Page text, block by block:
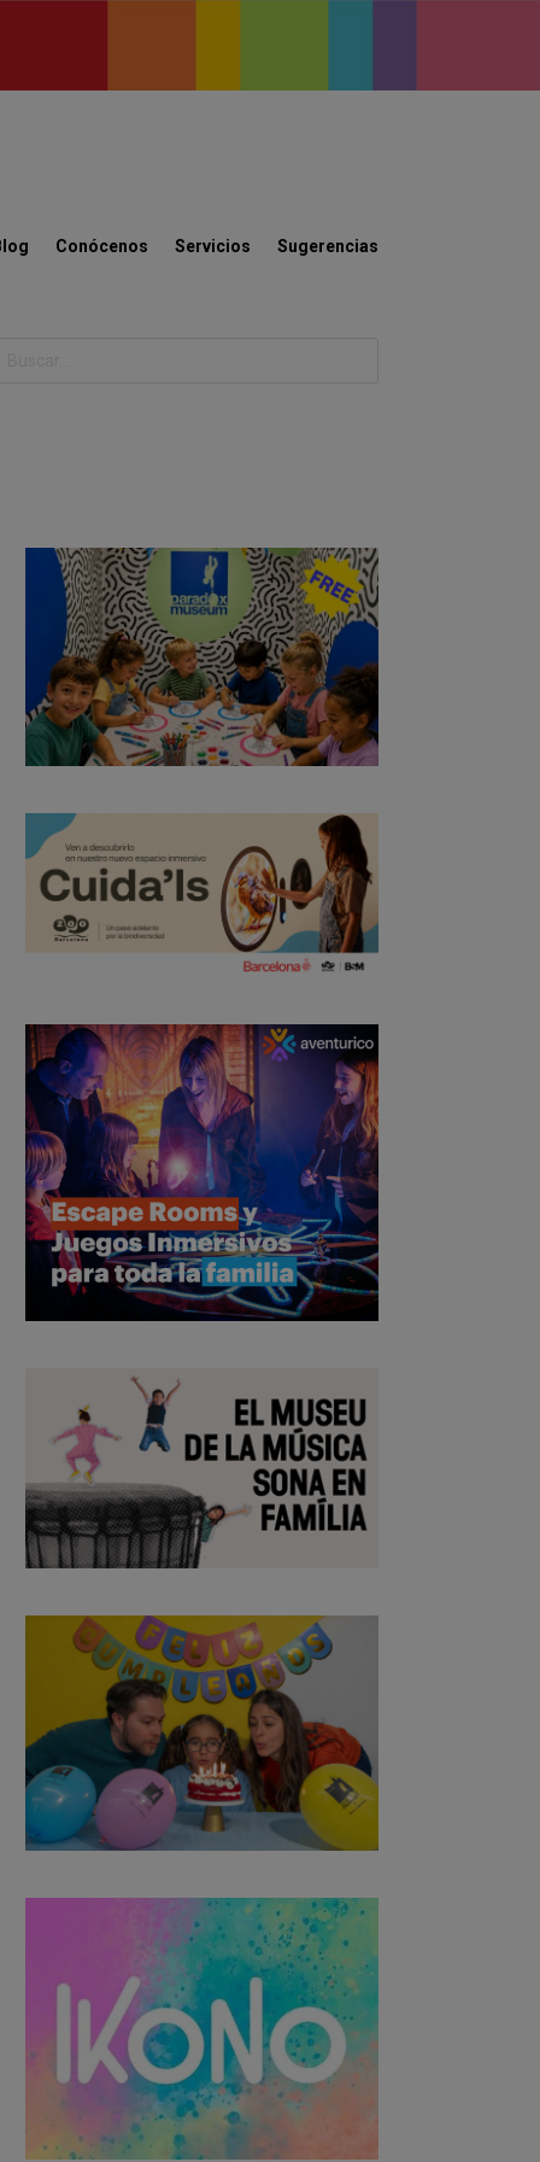
Conócenos Servicios Sugerencias